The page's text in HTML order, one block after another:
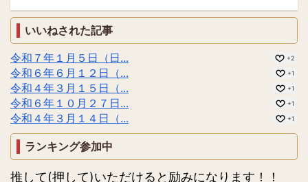
いいねされた記事
令和７年１月５日（日...
+2
令和６年６月１２日（... +1
令和４年３月１５日（... +1
令和６年１０月２７日... +1
令和４年３月１４日（... +1
ランキング参加中
推して(押して)いただけると励みになります！！